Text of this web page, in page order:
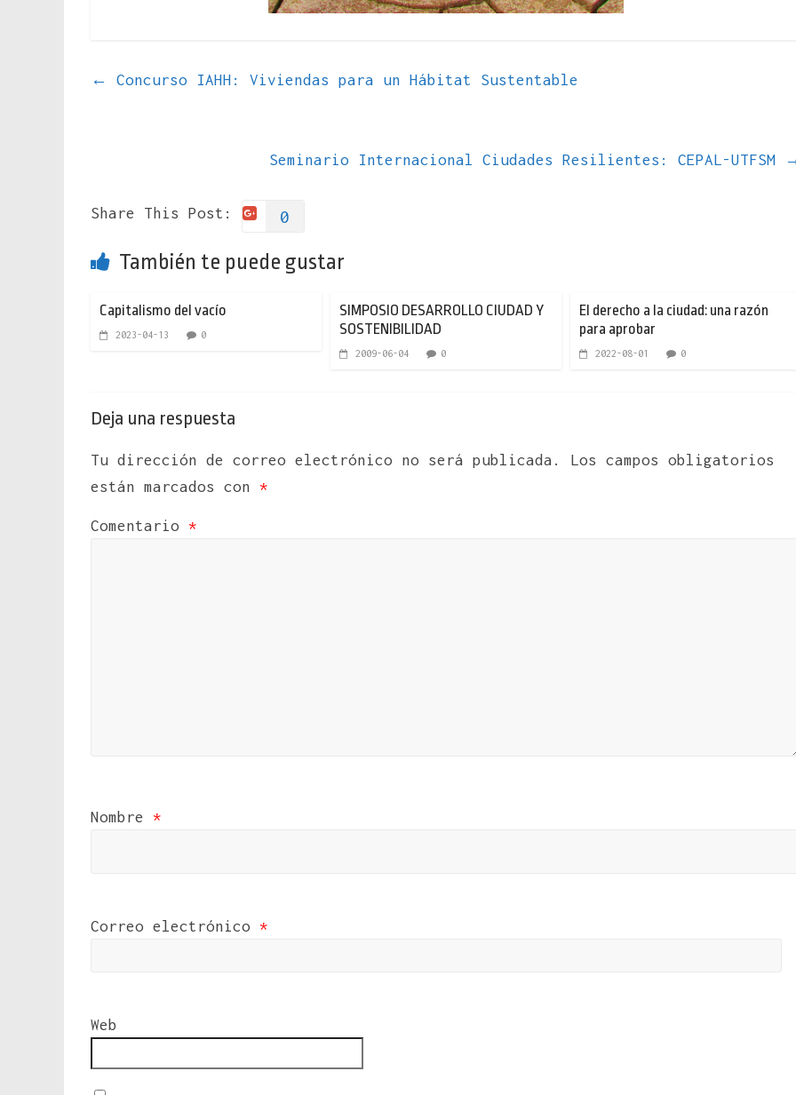
← Concurso IAHH: Viviendas para un Hábitat Sustentable
Seminario Internacional Ciudades Resilientes: CEPAL-UTFSM
Share This Post: 0
También te puede gustar
Capitalismo del vacío
2023-04-13 0
SIMPOSIO DESARROLLO CIUDAD Y
SOSTENIBILIDAD
2009-06-04 0
El derecho a la ciudad: una razón
para aprobar
2022-08-01 0
Deja una respuesta
Tu dirección de correo electrónico no será publicada.
Los campos obligatorios
están marcados con *
Comentario *
Nombre *
Correo electrónico *
Web